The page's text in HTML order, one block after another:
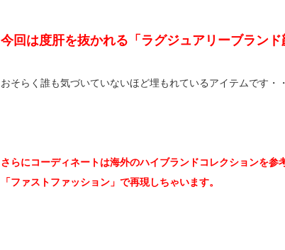
今回は度肝を抜かれる「ラグジュアリーブラン
おそらく誰も気づいていないほど埋もれているアイテムです・
さらにコーディネートは海外のハイブランドコレクションを参
「ファストファッション」で再現しちゃいます。